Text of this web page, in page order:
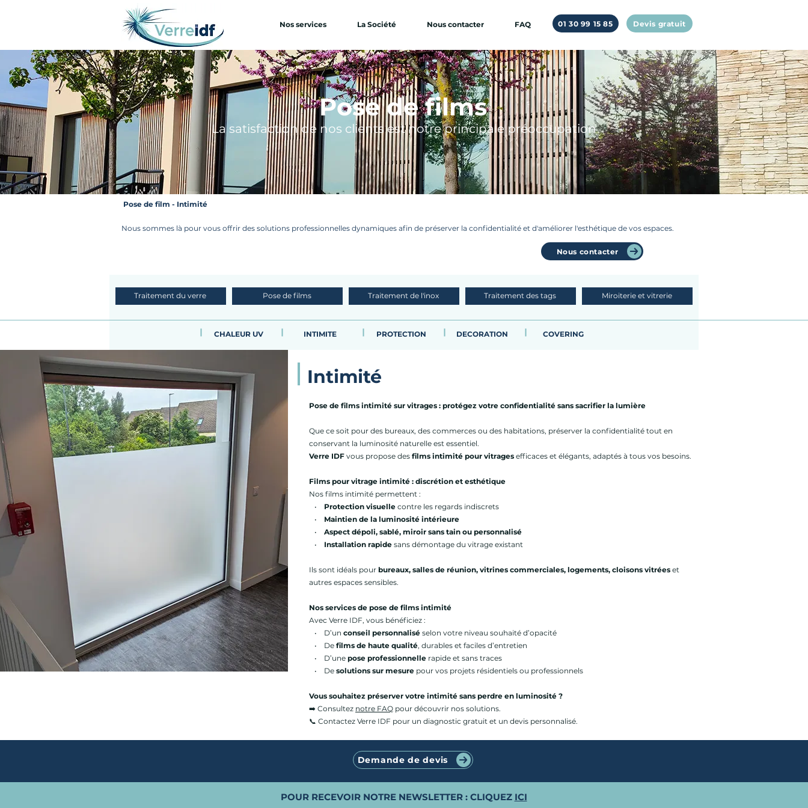
01 30 99 15 85
Nos services La Société Nous contacter FAQ Devis gratuit
La satisfaction de nos clients est notre principale préoccupation
Pose de films
Pose de film - Intimité
Nous contacter
Nous sommes là pour vous offrir des solutions professionnelles dynamiques afin de préserver la confidentialité et d'améliorer l'esthétique de vos espaces.
Traitement du verre Pose de films Traitement de l'inox Traitement des tags Miroiterie et vitrerie
CHALEUR UV INTIMITE PROTECTION DECORATION COVERING
Intimité
Pose de films intimité sur vitrages : protégez votre confidentialité sans sacrifier la lumière
Que ce soit pour des bureaux, des commerces ou des habitations, préserver la confidentialité tout en
conservant la luminosité naturelle est essentiel.
Verre IDF vous propose des films intimité pour vitrages efficaces et élégants, adaptés à tous vos besoins.
Films pour vitrage intimité : discrétion et esthétique
Nos films intimité permettent :
• Protection visuelle contre les regards indiscrets
• Maintien de la luminosité intérieure
• Aspect dépoli, sablé, miroir sans tain ou personnalisé
• Installation rapide sans démontage du vitrage existant
Ils sont idéals pour bureaux, salles de réunion, vitrines commerciales, logements, cloisons vitrées et
autres espaces sensibles.
Nos services de pose de films intimité
Avec Verre IDF, vous bénéficiez :
• D’un conseil personnalisé selon votre niveau souhaité d’opacité
• De films de haute qualité, durables et faciles d’entretien
• D’une pose professionnelle rapide et sans traces
• De solutions sur mesure pour vos projets résidentiels ou professionnels
Vous souhaitez préserver votre intimité sans perdre en luminosité ?
➡️ Consultez notre FAQ pour découvrir nos solutions.
📞 Contactez Verre IDF pour un diagnostic gratuit et un devis personnalisé.
Demande de devis
POUR RECEVOIR NOTRE NEWSLETTER : CLIQUEZ ICI